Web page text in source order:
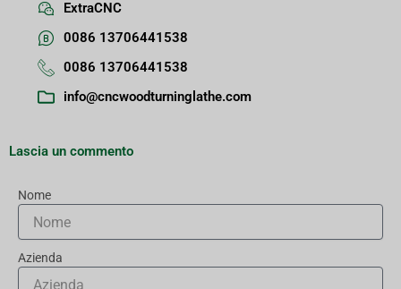
ExtraCNC
0086 13706441538
0086 13706441538
info@cncwoodturninglathe.com
Lascia un commento
Nome
Azienda